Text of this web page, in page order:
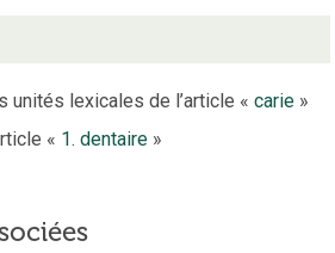
unités lexicales de l’article «carie »
« 1. dentaire »